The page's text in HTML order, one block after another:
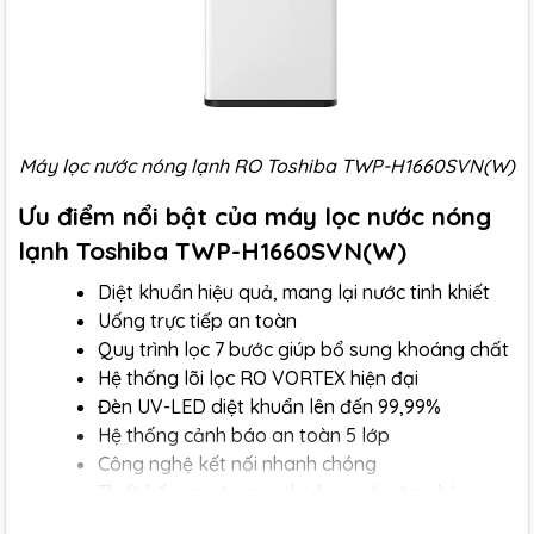
Máy lọc nước nóng lạnh RO Toshiba TWP-H1660SVN(W)
Ưu điểm nổi bật của máy lọc nước nóng
lạnh Toshiba TWP-H1660SVN(W)
Diệt khuẩn hiệu quả, mang lại nước tinh khiết
Uống trực tiếp an toàn
Quy trình lọc 7 bước giúp bổ sung khoáng chất
Hệ thống lõi lọc RO VORTEX hiện đại
Đèn UV-LED diệt khuẩn lên đến 99,99%
Hệ thống cảnh báo an toàn 5 lớp
Công nghệ kết nối nhanh chóng